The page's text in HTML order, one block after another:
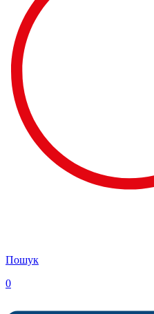
Пошук
0